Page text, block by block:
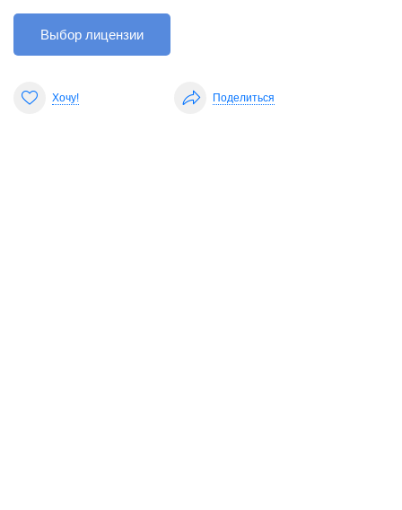
Выбор лицензии
Хочу! Поделиться